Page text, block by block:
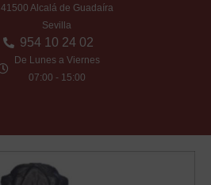
41500 Alcalá de Guadaíra
Sevilla
954 10 24 02
De Lunes a Viernes
07:00 - 15:00